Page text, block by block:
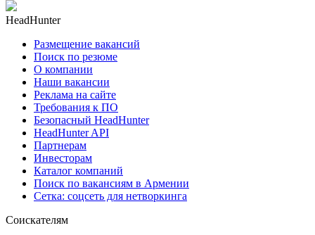
HeadHunter
Размещение вакансий
Поиск по резюме
О компании
Наши вакансии
Реклама на сайте
Требования к ПО
Безопасный HeadHunter
HeadHunter API
Партнерам
Инвесторам
Каталог компаний
Поиск по вакансиям в Армении
Сетка: соцсеть для нетворкинга
Соискателям